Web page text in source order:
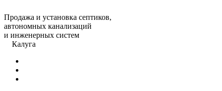
Продажа и установка септиков,
автономных канализаций
и инженерных систем
Калуга